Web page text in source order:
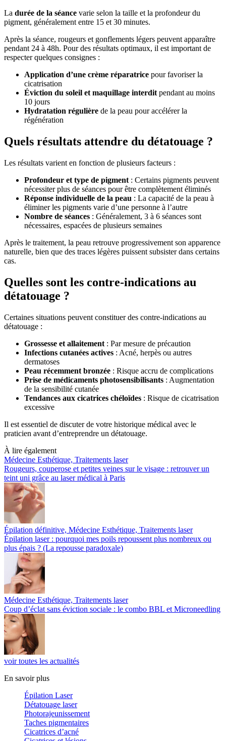
La durée de la séance varie selon la taille et la profondeur du
pigment, généralement entre 15 et 30 minutes.
Après la séance, rougeurs et gonflements légers peuvent apparaître
pendant 24 à 48h. Pour des résultats optimaux, il est important de
respecter quelques consignes :
Application d’une crème réparatrice pour favoriser la
cicatrisation
Éviction du soleil et maquillage interdit pendant au moins
10 jours
Hydratation régulière de la peau pour accélérer la
régénération
Quels résultats attendre du détatouage ?
Les résultats varient en fonction de plusieurs facteurs :
Profondeur et type de pigment : Certains pigments peuvent
nécessiter plus de séances pour être complètement éliminés
Réponse individuelle de la peau : La capacité de la peau à
éliminer les pigments varie d’une personne à l’autre
Nombre de séances : Généralement, 3 à 6 séances sont
nécessaires, espacées de plusieurs semaines
Après le traitement, la peau retrouve progressivement son apparence
naturelle, bien que des traces légères puissent subsister dans certains
cas.
Quelles sont les contre-indications au
détatouage ?
Certaines situations peuvent constituer des contre-indications au
détatouage :
Grossesse et allaitement : Par mesure de précaution
Infections cutanées actives : Acné, herpès ou autres
dermatoses
Peau récemment bronzée : Risque accru de complications
Prise de médicaments photosensibilisants : Augmentation
de la sensibilité cutanée
Tendances aux cicatrices chéloïdes : Risque de cicatrisation
excessive
Il est essentiel de discuter de votre historique médical avec le
praticien avant d’entreprendre un détatouage.
À lire également
Médecine Esthétique, Traitements laser
Rougeurs, couperose et petites veines sur le visage : retrouver un
teint uni grâce au laser médical à Paris
Épilation définitive, Médecine Esthétique, Traitements laser
Épilation laser : pourquoi mes poils repoussent plus nombreux ou
plus épais ? (La repousse paradoxale)
Médecine Esthétique, Traitements laser
Coup d’éclat sans éviction sociale : le combo BBL et Microneedling
voir toutes les actualités
En savoir plus
Épilation Laser
Détatouage laser
Photorajeunissement
Taches pigmentaires
Cicatrices d’acné